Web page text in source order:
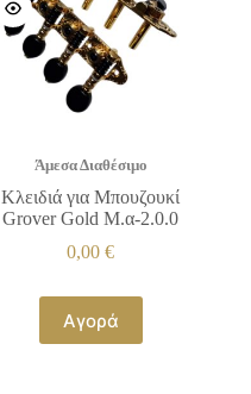
Άμεσα Διαθέσιμο
Κλειδιά για Μπουζουκί
Grover Gold Μ.α-2.0.0
0,00€
Αγορά